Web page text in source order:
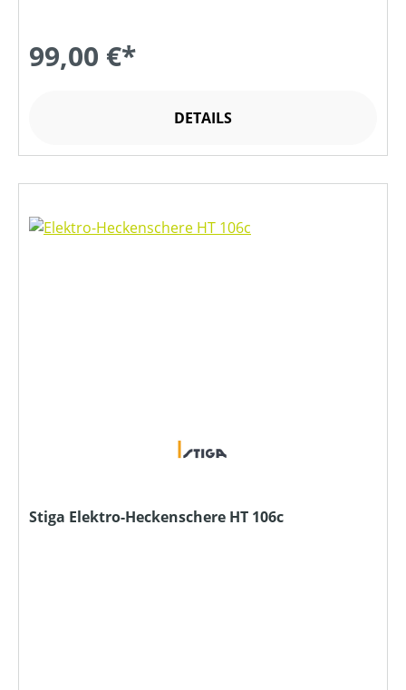
99,00 €*
DETAILS
Stiga Elektro-Heckenschere HT 106c